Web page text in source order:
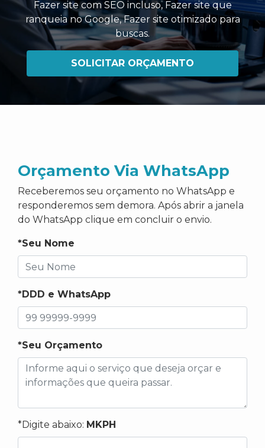
Fazer site com SEO incluso, Fazer site que
ranqueia no Google,Fazer site otimizado para
buscas.
SOLICITAR ORÇAMENTO
Orçamento Via WhatsApp
Receberemos seu orçamento no WhatsApp e
responderemos sem demora. Após abrir a janela
do WhatsApp clique em concluir o envio.
*Seu Nome
*DDD e WhatsApp
*Seu Orçamento
*Digite abaixo: MKPH